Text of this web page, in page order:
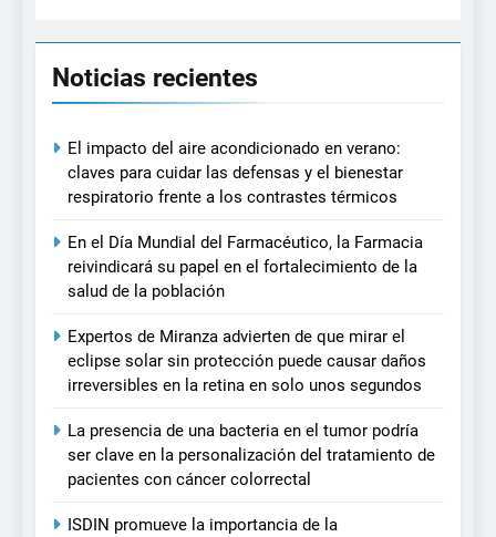
Noticias recientes
El impacto del aire acondicionado en verano:
claves para cuidar las defensas y el bienestar
respiratorio frente a los contrastes térmicos
En el Día Mundial del Farmacéutico, la Farmacia
reivindicará su papel en el fortalecimiento de la
salud de la población
Expertos de Miranza advierten de que mirar el
eclipse solar sin protección puede causar daños
irreversibles en la retina en solo unos segundos
La presencia de una bacteria en el tumor podría
ser clave en la personalización del tratamiento de
pacientes con cáncer colorrectal
ISDIN promueve la importancia de la